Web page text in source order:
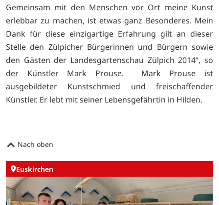
Gemeinsam mit den Menschen vor Ort meine Kunst
erlebbar zu machen, ist etwas ganz Besonderes. Mein
Dank für diese einzigartige Erfahrung gilt an dieser
Stelle den Zülpicher Bürgerinnen und Bürgern sowie
den Gästen der Landesgartenschau Zülpich 2014“, so
der Künstler Mark Prouse. Mark Prouse ist
ausgebildeter Kunstschmied und freischaffender
Künstler. Er lebt mit seiner Lebensgefährtin in Hilden.
Nach oben
Euskirchen